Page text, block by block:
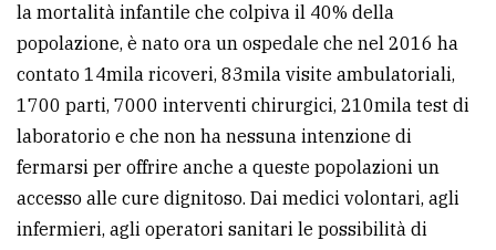
la mortalità infantile che colpiva il 40% della
popolazione, è nato ora un ospedale che nel 2016 ha
contato 14mila ricoveri, 83mila visite ambulatoriali,
1700 parti, 7000 interventi chirurgici, 210mila test di
laboratorio e che non ha nessuna intenzione di
fermarsi per offrire anche a queste popolazioni un
accesso alle cure dignitoso. Dai medici volontari, agli
infermieri, agli operatori sanitari le possibilità di